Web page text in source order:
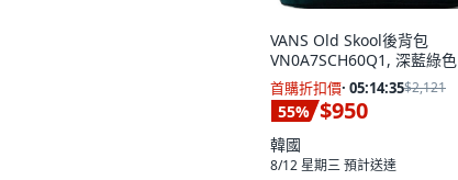
VANS Old Skool後背包
VN0A7SCH60Q1, 深藍綠色
首購折扣價· 05:14:33$2,121
55% $950
韓國
8/12 星期三預計送達